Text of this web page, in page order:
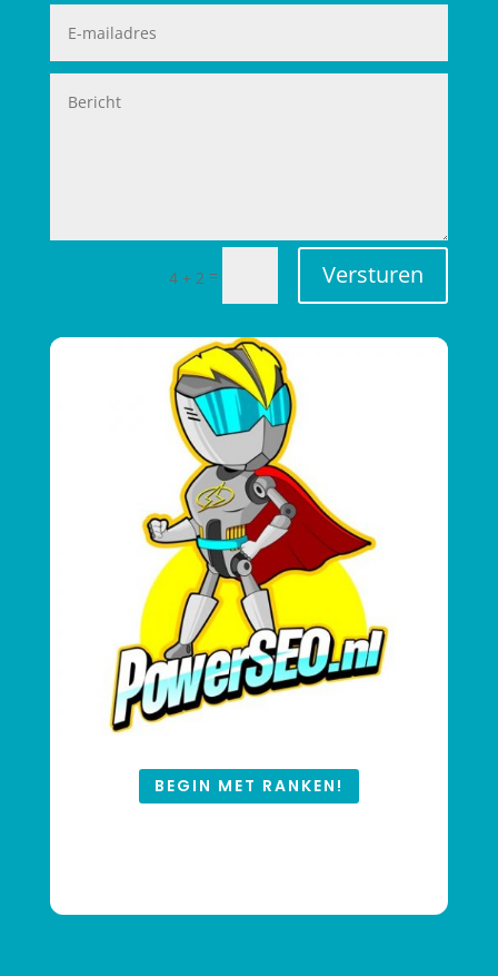
4 + 2 = Versturen
BEGIN MET RANKEN!